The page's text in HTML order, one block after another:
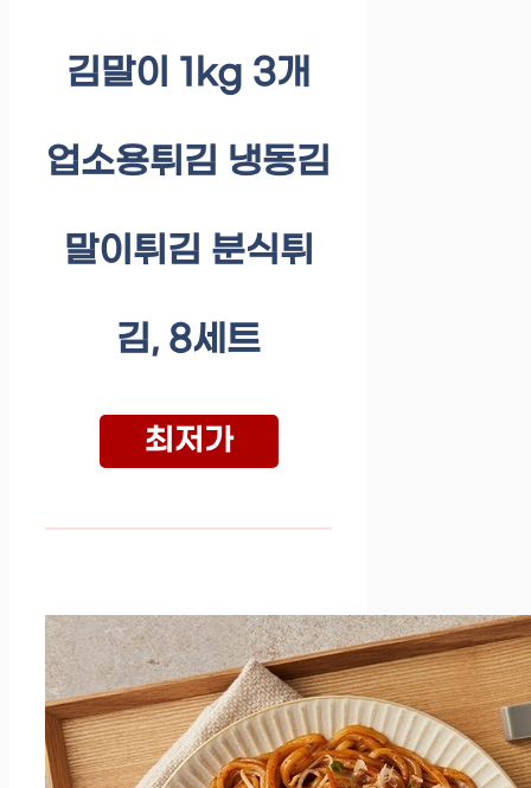
김말이 1kg 3개
업소용튀김 냉동김
말이튀김 분식튀
김, 8세트
최저가